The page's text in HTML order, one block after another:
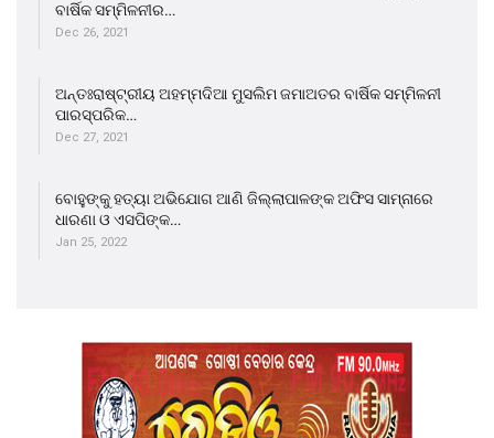
ବାର୍ଷିକ ସମ୍ମିଳନୀର…
Dec 26, 2021
ଅନ୍ତଃରାଷ୍ଟ୍ରୀୟ ଅହମ୍ମଦିଆ ମୁସଲିମ ଜମାଅତର ବାର୍ଷିକ ସମ୍ମିଳନୀ
ପାରସ୍ପରିକ…
Dec 27, 2021
ବୋହୁଙ୍କୁ ହତ୍ୟା ଅଭିଯୋଗ ଆଣି ଜିଲ୍ଲାପାଳଙ୍କ ଅଫିସ ସାମ୍ନାରେ
ଧାରଣା ଓ ଏସପିଙ୍କ…
Jan 25, 2022